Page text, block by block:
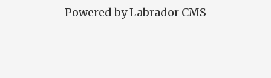
Powered by Labrador CMS